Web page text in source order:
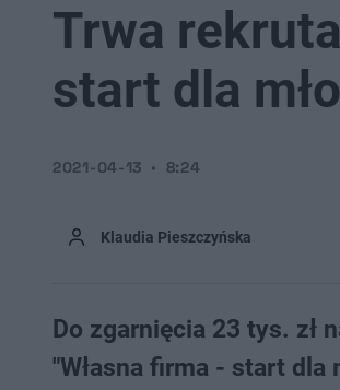
Trwa
start dla
Klaudia Pieszczyńska
2021-04-13 8:24
Do zgarnięcia 23 tys. zł
"Własna firma - start dla